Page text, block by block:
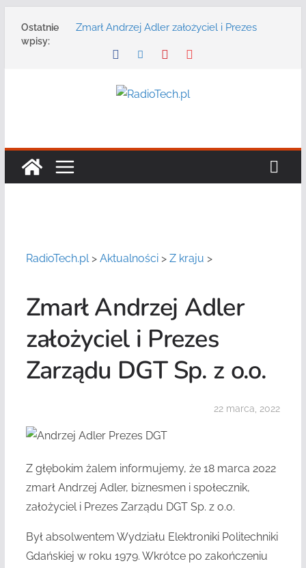
Ostatnie
wpisy:
Zmarł Andrzej Adler założyciel i Prezes
Radmor – największy polski producent
DGT wraz z partnerami zaprasza na
konferencję: „Bezpieczeństwo,
bezpieczeństwa publicznego usługę
RadioTech.pl> Aktualności> Z kraju >
Zmarł Andrzej Adler
założyciel i Prezes
Zarządu DGT Sp. z o.o.
22 marca, 2022
Z głębokim żalem informujemy, że 18 marca 2022
zmarł Andrzej Adler, biznesmen i społecznik,
założyciel i Prezes Zarządu DGT Sp. z o.o.
Był absolwentem Wydziału Elektroniki Politechniki
Gdańskiej w roku 1979. Wkrótce po zakończeniu